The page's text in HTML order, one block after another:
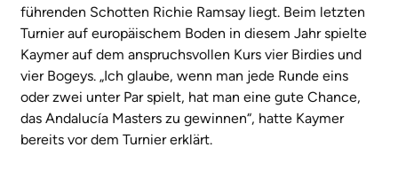
führenden Schotten Richie Ramsay liegt. Beim letzten
Turnier auf europäischem Boden in diesem Jahr spielte
Kaymer auf dem anspruchsvollen Kurs vier Birdies und
vier Bogeys. „Ich glaube, wenn man jede Runde eins
oder zwei unter Par spielt, hat man eine gute Chance,
das Andalucía Masters zu gewinnen“, hatte Kaymer
bereits vor dem Turnier erklärt.